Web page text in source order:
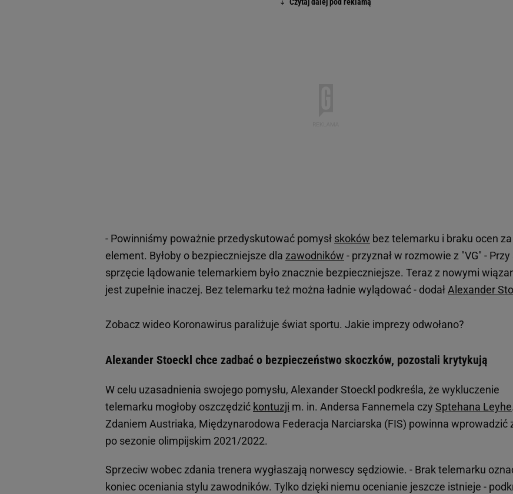
- Powinniśmy poważnie przedyskutować pomysł skoków bez telemarku i braku ocen
element. Byłoby o bezpieczniejsze dla zawodników - przyznał w rozmowie z "VG" -
sprzęcie lądowanie telemarkiem było znacznie bezpieczniejsze. Teraz z nowymi
jest zupełnie inaczej. Bez telemarku też można ładnie wylądować - dodałAlexander
Zobacz wideo Koronawirus paraliżuje świat sportu. Jakie imprezy odwołano?
Alexander Stoeckl chce zadbać o bezpieczeństwo skoczków, pozostali krytykują
W celu uzasadnienia swojego pomysłu, Alexander Stoeckl podkreśla, że wykluczenie
telemarku mogłoby oszczędzić kontuzji m. in. Andersa Fannemela czy Sptehana Leyhe.
Zdaniem Austriaka, Międzynarodowa Federacja Narciarska (FIS) powinna wprowadzić
po sezonie olimpijskim 2021/2022.
Sprzeciw wobec zdania trenera wygłaszają norwescy sędziowie. - Brak telemarku
koniec oceniania stylu zawodników. Tylko dzięki niemu ocenianie jeszcze istnieje -